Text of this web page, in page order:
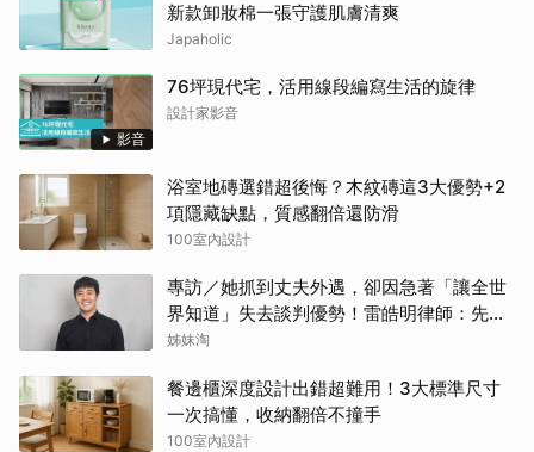
新款卸妝棉一張守護肌膚清爽
Japaholic
影音
76坪現代宅，活用線段編寫生活的旋律
設計家影音
浴室地磚選錯超後悔？木紋磚這3大優勢+2
項隱藏缺點，質感翻倍還防滑
100室內設計
專訪／她抓到丈夫外遇，卻因急著「讓全世
界知道」失去談判優勢！雷皓明律師：先守
住證據，才有選擇
姊妹淘
餐邊櫃深度設計出錯超難用！3大標準尺寸
一次搞懂，收納翻倍不撞手
100室內設計